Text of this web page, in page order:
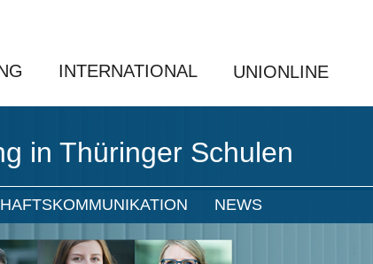
INTERNATIONAL UNIONLINE
in Thüringer Schulen
NEWS